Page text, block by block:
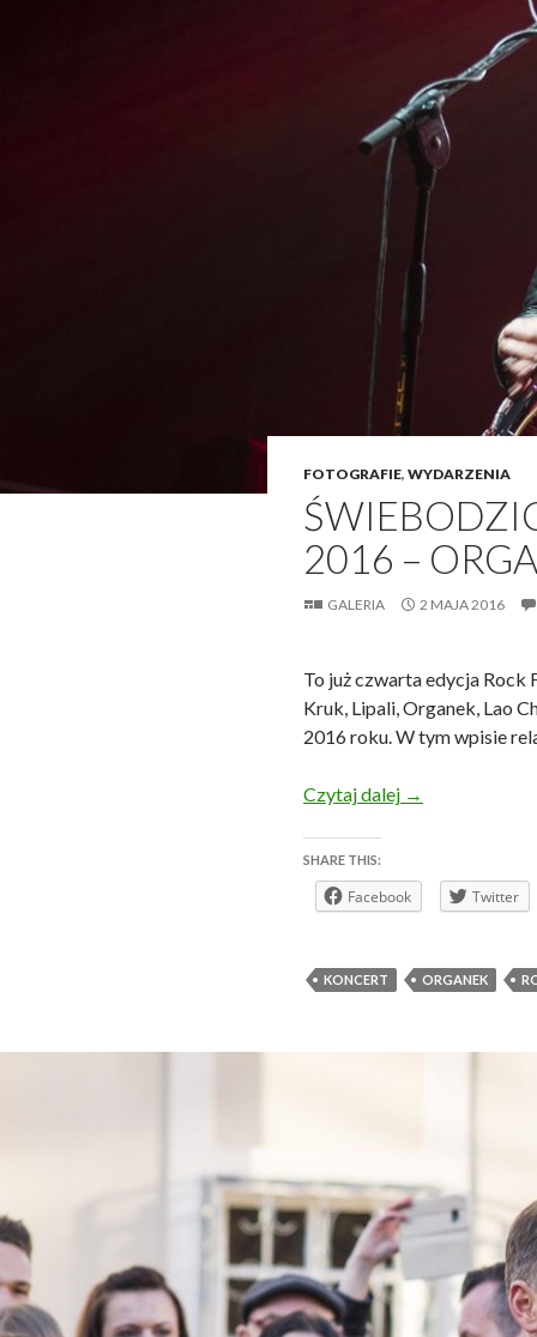
FOTOGRAFIE, WYDARZENIA
2016 –
GALERIA 2 MAJA 2016
To już czwarta edycja Rock
Kruk, Lipali, Organek, Lao
2016 roku. W tym wpisie
Czytaj dalej Świebodzice
→
SHARE THIS:
Facebook Twitter
KONCERT ORGANEK